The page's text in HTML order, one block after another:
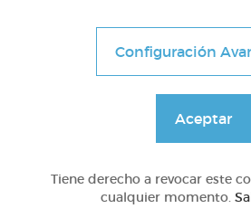
1º Primaria (6-7
Aprendemos a identificar el
Configuración
Aceptar
Tiene derecho a revocar este
cualquier momento.